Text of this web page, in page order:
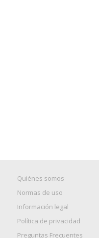
Quiénes somos
Normas de uso
Información legal
Política de privacidad
Preguntas Frecuentes